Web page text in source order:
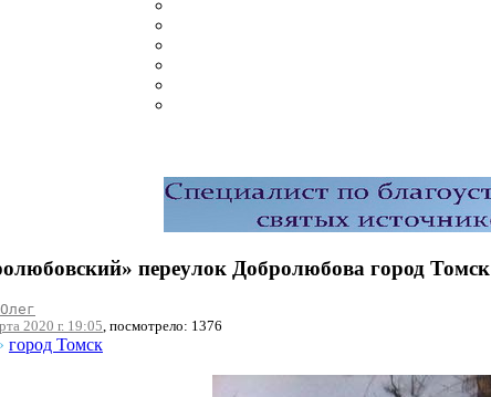
переулок Добролюбова город Томск
2020 г. 19:05, посмотрело: 1376
город Томск